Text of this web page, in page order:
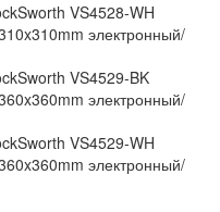
VS4528-WH
электронный/
VS4529-BK
электронный/
VS4529-WH
электронный/